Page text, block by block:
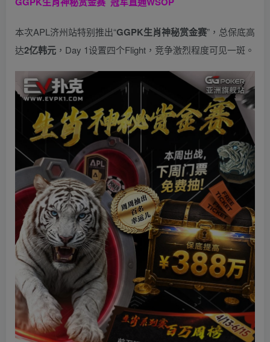
本次APL济州站特别推出“GGPK生肖神秘赏金赛”，总保底高
达2亿韩元 ，Day 1设置四个Flight，竞争激烈程度可见一斑。